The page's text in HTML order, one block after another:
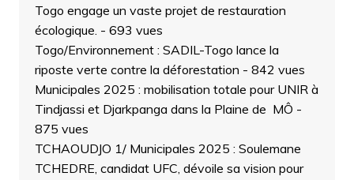
Togo engage un vaste projet de restauration
écologique. - 693 vues
Togo/Environnement : SADIL-Togo lance la
riposte verte contre la déforestation - 842 vues
Municipales 2025 : mobilisation totale pour UNIR à
Tindjassi et Djarkpanga dans la Plaine de MÔ -
875 vues
TCHAOUDJO 1/ Municipales 2025 : Soulemane
TCHEDRE, candidat UFC, dévoile sa vision pour